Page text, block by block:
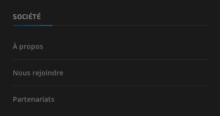
SOCIÉTÉ
À propos
Nous rejoindre
Partenariats